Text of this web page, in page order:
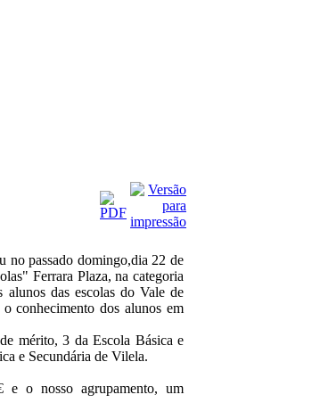
no passado domingo,dia 22 de
Ferrara Plaza, na categoria
alunos das escolas do Vale de
conhecimento dos alunos em
mérito, 3 da Escola Básica e
e Secundária de Vilela.
e o nosso agrupamento, um